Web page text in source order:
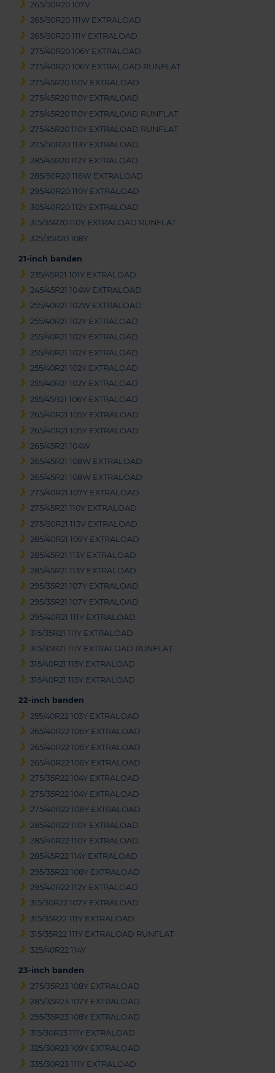
265/50R20 107V
265/50R20 111W EXTRALOAD
265/50R20 111Y EXTRALOAD
275/40R20 106Y EXTRALOAD
275/40R20 106Y EXTRALOAD RUNFLAT
275/45R20 110V EXTRALOAD
275/45R20 110Y EXTRALOAD
275/45R20 110Y EXTRALOAD RUNFLAT
275/45R20 110Y EXTRALOAD RUNFLAT
275/50R20 113Y EXTRALOAD
285/45R20 112Y EXTRALOAD
285/50R20 116W EXTRALOAD
295/40R20 110Y EXTRALOAD
305/40R20 112Y EXTRALOAD
315/35R20 110Y EXTRALOAD RUNFLAT
325/35R20 108Y
21-inch banden
235/45R21 101Y EXTRALOAD
245/45R21 104W EXTRALOAD
255/40R21 102W EXTRALOAD
255/40R21 102Y EXTRALOAD
255/40R21 102Y EXTRALOAD
255/40R21 102Y EXTRALOAD
255/40R21 102Y EXTRALOAD
255/40R21 102Y EXTRALOAD
255/45R21 106Y EXTRALOAD
265/40R21 105Y EXTRALOAD
265/40R21 105Y EXTRALOAD
265/45R21 104W
265/45R21 108W EXTRALOAD
265/45R21 108W EXTRALOAD
275/40R21 107Y EXTRALOAD
275/45R21 110Y EXTRALOAD
275/50R21 113V EXTRALOAD
285/40R21 109Y EXTRALOAD
285/45R21 113Y EXTRALOAD
285/45R21 113Y EXTRALOAD
295/35R21 107Y EXTRALOAD
295/35R21 107Y EXTRALOAD
295/40R21 111Y EXTRALOAD
315/35R21 111Y EXTRALOAD
315/35R21 111Y EXTRALOAD RUNFLAT
315/40R21 115Y EXTRALOAD
315/40R21 115Y EXTRALOAD
22-inch banden
255/40R22 103Y EXTRALOAD
265/40R22 106Y EXTRALOAD
265/40R22 106Y EXTRALOAD
265/40R22 106Y EXTRALOAD
275/35R22 104Y EXTRALOAD
275/35R22 104Y EXTRALOAD
275/40R22 108Y EXTRALOAD
285/40R22 110Y EXTRALOAD
285/40R22 110Y EXTRALOAD
285/45R22 114Y EXTRALOAD
295/35R22 108Y EXTRALOAD
295/40R22 112Y EXTRALOAD
315/30R22 107Y EXTRALOAD
315/35R22 111Y EXTRALOAD
315/35R22 111Y EXTRALOAD RUNFLAT
325/40R22 114Y
23-inch banden
275/35R23 108Y EXTRALOAD
285/35R23 107Y EXTRALOAD
295/35R23 108Y EXTRALOAD
315/30R23 111Y EXTRALOAD
325/30R23 109Y EXTRALOAD
335/30R23 111Y EXTRALOAD